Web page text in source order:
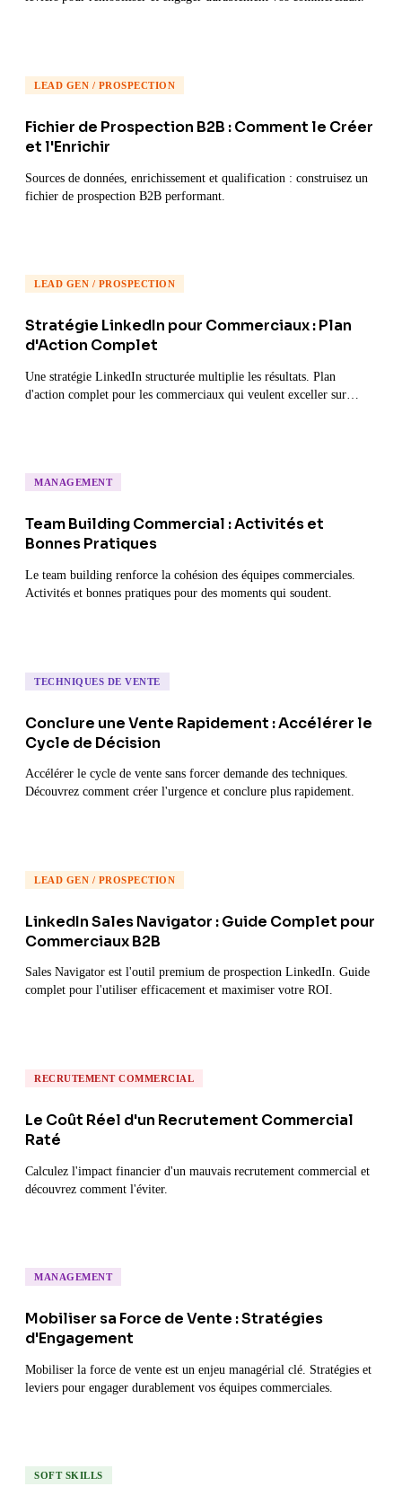
LEAD GEN / PROSPECTION
Fichier de Prospection B2B : Comment le Créer
et l'Enrichir
Sources de données, enrichissement et qualification : construisez un
fichier de prospection B2B performant.
LEAD GEN / PROSPECTION
Stratégie LinkedIn pour Commerciaux : Plan
d'Action Complet
Une stratégie LinkedIn structurée multiplie les résultats. Plan
d'action complet pour les commerciaux qui veulent exceller sur
MANAGEMENT
Team Building Commercial : Activités et
Bonnes Pratiques
Le team building renforce la cohésion des équipes commerciales.
Activités et bonnes pratiques pour des moments qui soudent.
TECHNIQUES DE VENTE
Conclure une Vente Rapidement : Accélérer le
Cycle de Décision
Accélérer le cycle de vente sans forcer demande des techniques.
Découvrez comment créer l'urgence et conclure plus rapidement.
LEAD GEN / PROSPECTION
LinkedIn Sales Navigator : Guide Complet pour
Commerciaux B2B
Sales Navigator est l'outil premium de prospection LinkedIn. Guide
complet pour l'utiliser efficacement et maximiser votre ROI.
RECRUTEMENT COMMERCIAL
Le Coût Réel d'un Recrutement Commercial
Raté
Calculez l'impact financier d'un mauvais recrutement commercial et
découvrez comment l'éviter.
MANAGEMENT
Mobiliser sa Force de Vente : Stratégies
d'Engagement
Mobiliser la force de vente est un enjeu managérial clé. Stratégies et
leviers pour engager durablement vos équipes commerciales.
SOFT SKILLS